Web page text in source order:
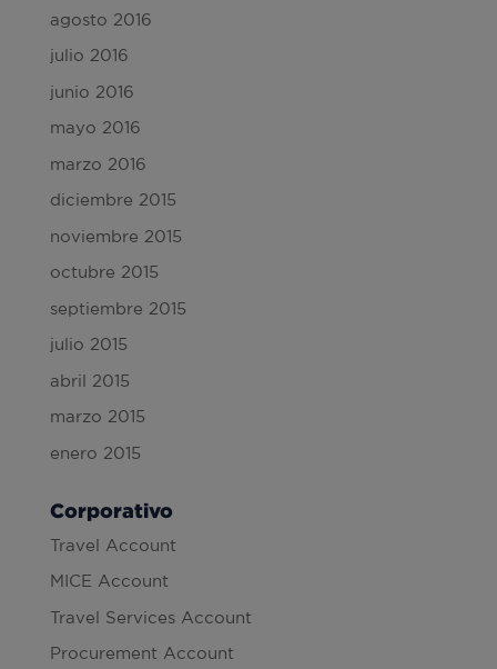
agosto 2016
julio 2016
junio 2016
mayo 2016
marzo 2016
diciembre 2015
noviembre 2015
octubre 2015
septiembre 2015
julio 2015
abril 2015
marzo 2015
enero 2015
Corporativo
Travel Account
MICE Account
Travel Services Account
Procurement Account